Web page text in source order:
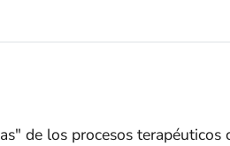
de los procesos terapéuticos